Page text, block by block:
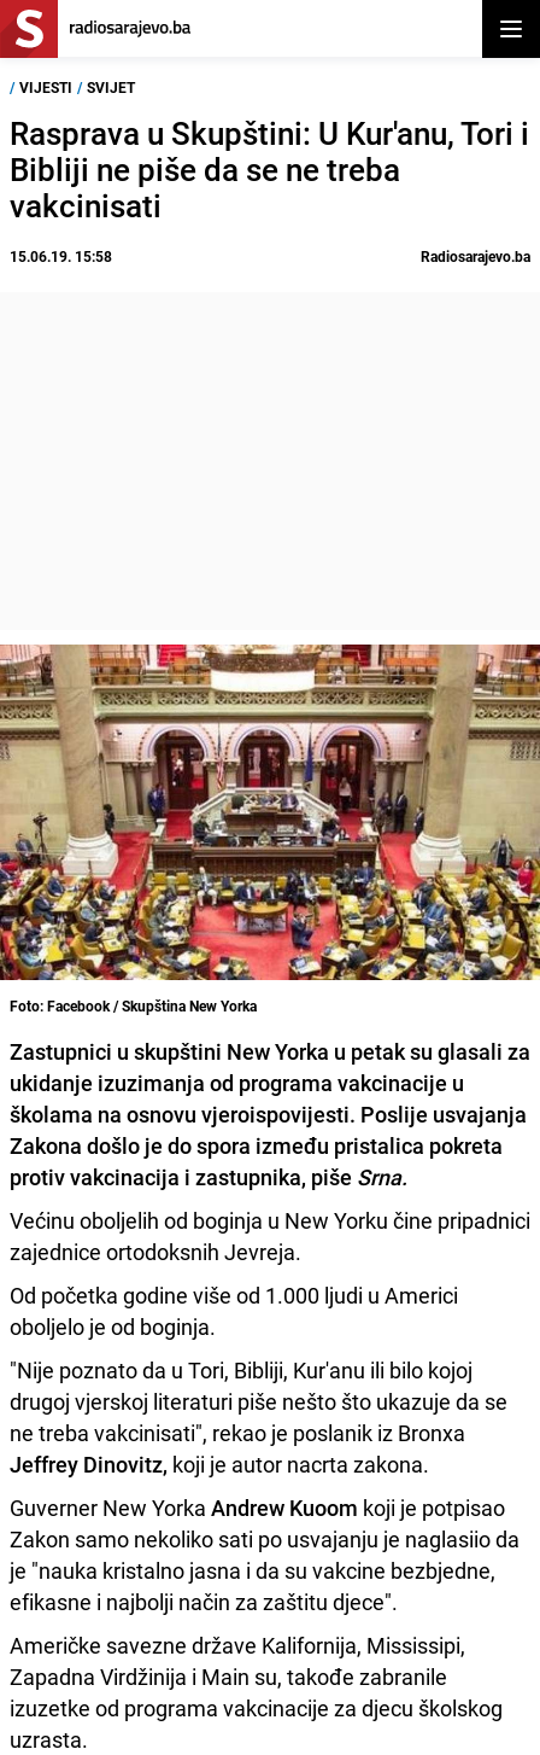
/ VIJESTI / SVIJET
Rasprava u Skupštini: U Kur'anu, Tori i
Bibliji ne piše da se ne treba
vakcinisati
15.06.19. 15:58 Radiosarajevo.ba
Foto: Facebook / Skupština New Yorka
Zastupnici u skupštini New Yorka u petak su glasali za
ukidanje izuzimanja od programa vakcinacije u
školama na osnovu vjeroispovijesti. Poslije usvajanja
Zakona došlo je do spora između pristalica pokreta
protiv vakcinacija i zastupnika, piše Srna.
Većinu oboljelih od boginja u New Yorku čine pripadnici
zajednice ortodoksnih Jevreja.
Od početka godine više od 1.000 ljudi u Americi
oboljelo je od boginja.
"Nije poznato da u Tori, Bibliji, Kur'anu ili bilo kojoj
drugoj vjerskoj literaturi piše nešto što ukazuje da se
ne treba vakcinisati", rekao je poslanik iz Bronxa
Jeffrey Dinovitz, koji je autor nacrta zakona.
Guverner New Yorka Andrew Kuoom koji je potpisao
Zakon samo nekoliko sati po usvajanju je naglasiio da
je "nauka kristalno jasna i da su vakcine bezbjedne,
efikasne i najbolji način za zaštitu djece".
Američke savezne države Kalifornija, Mississipi,
Zapadna Virdžinija i Main su, takođe zabranile
izuzetke od programa vakcinacije za djecu školskog
uzrasta.